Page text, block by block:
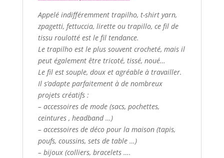
Appelé indifféremment trapilho, t-shirt yarn,
zpagetti, fettuccia, lirette ou trapillo, ce fil de
tissu roulotté est le fil tendance.
Le trapilho est le plus souvent crocheté, mais il
peut également être tricoté, tissé, noué…
Le fil est souple, doux et agréable à travailler.
Il s’adapte parfaitement à de nombreux
projets créatifs :
– accessoires de mode (sacs, pochettes,
ceintures , headband …)
– accessoires de déco pour la maison (tapis,
poufs, coussins, sets de table …)
– bijoux (colliers, bracelets ….